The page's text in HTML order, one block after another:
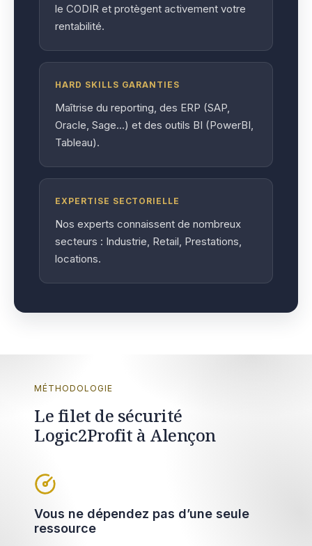
le CODIR et protègent activement votre
rentabilité.
HARD SKILLS GARANTIES
Maîtrise du reporting, des ERP (SAP,
Oracle, Sage…) et des outils BI (PowerBI,
Tableau).
EXPERTISE SECTORIELLE
Nos experts connaissent de nombreux
secteurs : Industrie, Retail, Prestations,
locations.
MÉTHODOLOGIE
Le filet de sécurité
Logic2Profit à Alençon
Vous ne dépendez pas d’une seule
ressource